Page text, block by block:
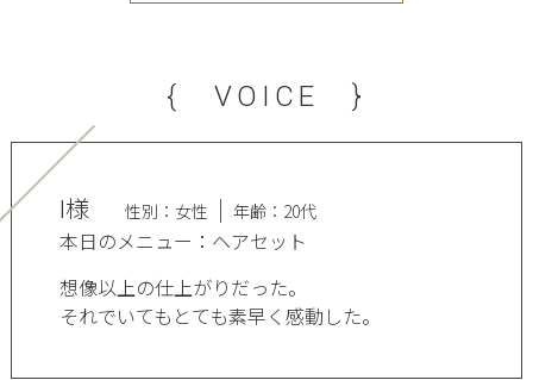
{ VOICE }
I様 性別：女性 年齢：20代
本日のメニュー：ヘアセット
想像以上の仕上がりだった。
それでいてもとても素早く感動した。